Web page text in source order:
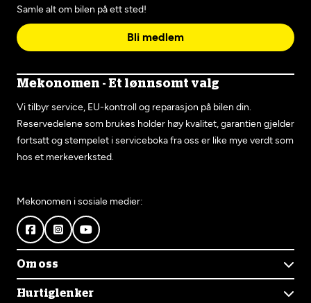
Samle alt om bilen på ett sted!
Bli medlem
Mekonomen - Et lønnsomt valg
Vi tilbyr service, EU-kontroll og reparasjon på bilen din.
Reservedelene som brukes holder høy kvalitet, garantien gjelder
fortsatt og stempelet i serviceboka fra oss er like mye verdt som
hos et merkeverksted.
Mekonomen i sosiale medier:
Om oss
Om Mekonomen
Hurtiglenker